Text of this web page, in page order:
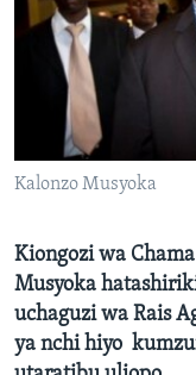
Kalonzo Musyoka
Kiongozi wa
Musyoka
uchaguzi wa Rais
ya nchi hiyo